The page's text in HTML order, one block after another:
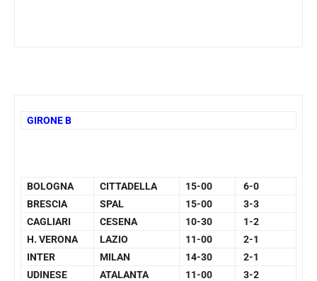
GIRONE B
BOLOGNA CITTADELLA 15-00
6-0
BRESCIA
SPAL 15-00
3-3
CAGLIARI
CESENA 10-30
1-2
H. VERONA
LAZIO 11-00
2-1
INTER
MILAN 14-30
2-1
UDINESE
ATALANTA 11-00
3-2